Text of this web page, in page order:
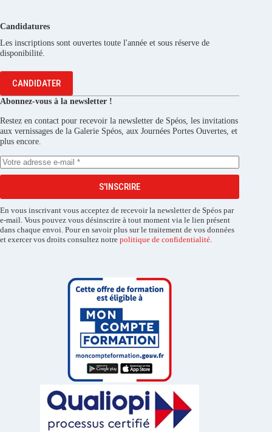
Candidatures
Les inscriptions sont ouvertes toute l'année et sous réserve de
disponibilité.
CANDIDATER
Abonnez-vous à la newsletter !
Restez en contact pour recevoir la newsletter de Spéos, les invitations
aux vernissages de la Galerie Spéos, aux Journées Portes Ouvertes, et
plus encore.
S'INSCRIRE
En vous inscrivant vous acceptez de recevoir la newsletter de Spéos par
e-mail. Vous pouvez vous désinscrire à tout moment via le lien présent
dans chaque envoi. Pour en savoir plus sur le traitement de vos données
et exercer vos droits consultez notre politique de confidentialité.